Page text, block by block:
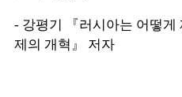
- 강평기 『러시아는 어떻게
제의 개혁』 저자